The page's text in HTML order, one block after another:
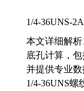
1/4-36UNS-
本文详细解析
底孔计算，
并提供专业
1/4-36UNS